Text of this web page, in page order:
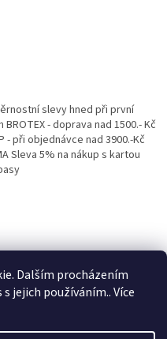
Dalším procházením
jejich používáním.. Více
slevy hned při první
- doprava nad 1500.- Kč
- při objednávce nad 3900.-Kč
Sleva 5% na nákup s kartou